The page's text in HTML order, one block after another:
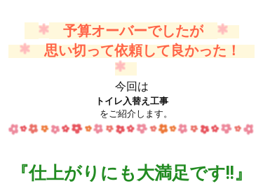
予算オーバーでしたが
思い切って依頼して良かった！
今回は
トイレ入替え工事
をご紹介します。
『仕上がりにも大満足です!!』